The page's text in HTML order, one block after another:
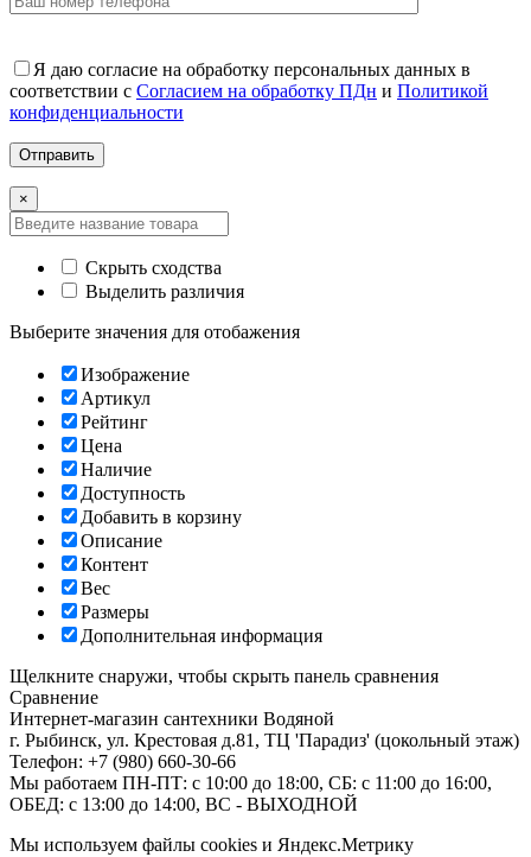
Я даю согласие на обработку персональных данных в
соответствии с Согласием на обработку ПДн и Политикой
конфиденциальности
×
Скрыть сходства
Выделить различия
Выберите значения для отобажения
Изображение
Артикул
Рейтинг
Цена
Наличие
Доступность
Добавить в корзину
Описание
Контент
Вес
Размеры
Дополнительная информация
Щелкните снаружи, чтобы скрыть панель сравнения
Сравнение
Интернет-магазин сантехники Водяной
г. Рыбинск, ул. Крестовая д.81, ТЦ 'Парадиз' (цокольный этаж)
Телефон: +7 (980) 660-30-66
Мы работаем ПН-ПТ: с 10:00 до 18:00, СБ: с 11:00 до 16:00,
ОБЕД: с 13:00 до 14:00, ВС - ВЫХОДНОЙ
Мы используем файлы cookies и Яндекс.Метрику